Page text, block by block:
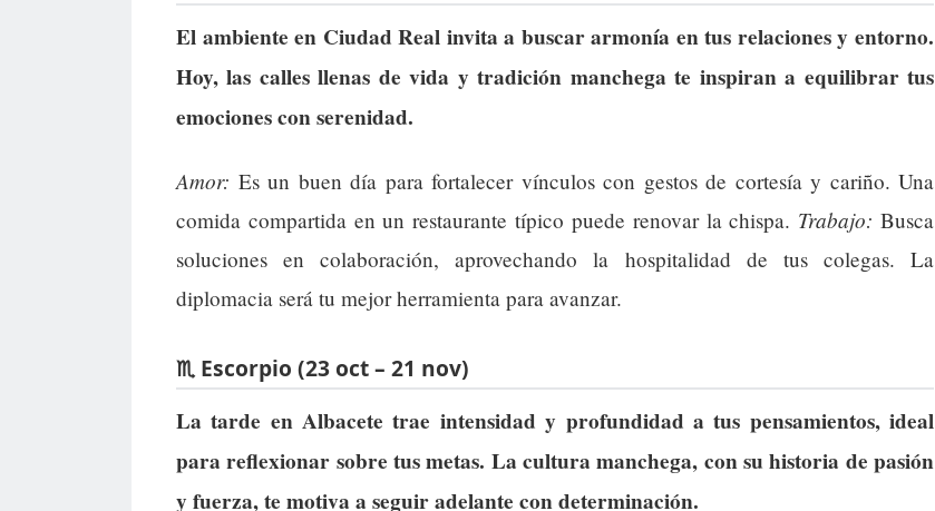
El ambiente en Ciudad Real invita a buscar armonía en tus relaciones y entorno.
Hoy, las calles llenas de vida y tradición manchega te inspiran a equilibrar tus
emociones con serenidad.
Amor: Es un buen día para fortalecer vínculos con gestos de cortesía y cariño. Una
comida compartida en un restaurante típico puede renovar la chispa. Trabajo: Busca
soluciones en colaboración, aprovechando la hospitalidad de tus colegas. La
diplomacia será tu mejor herramienta para avanzar.
♏ Escorpio (23 oct – 21 nov)
La tarde en Albacete trae intensidad y profundidad a tus pensamientos, ideal
para reflexionar sobre tus metas. La cultura manchega, con su historia de pasión
y fuerza, te motiva a seguir adelante con determinación.